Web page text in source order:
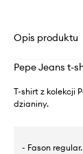
Opis produktu
Pepe Jeans t-
T-shirt z kolekcji
dzianiny.
- Fason regular.